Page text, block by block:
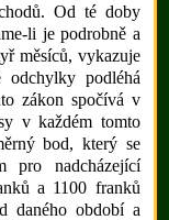
Od té doby
li je podrobně a
měsíců, vykazuje
odchylky podléhá
zákon spočívá v
v každém tomto
bod, který se
pro nadcházející
a 1100 franků
daného období a